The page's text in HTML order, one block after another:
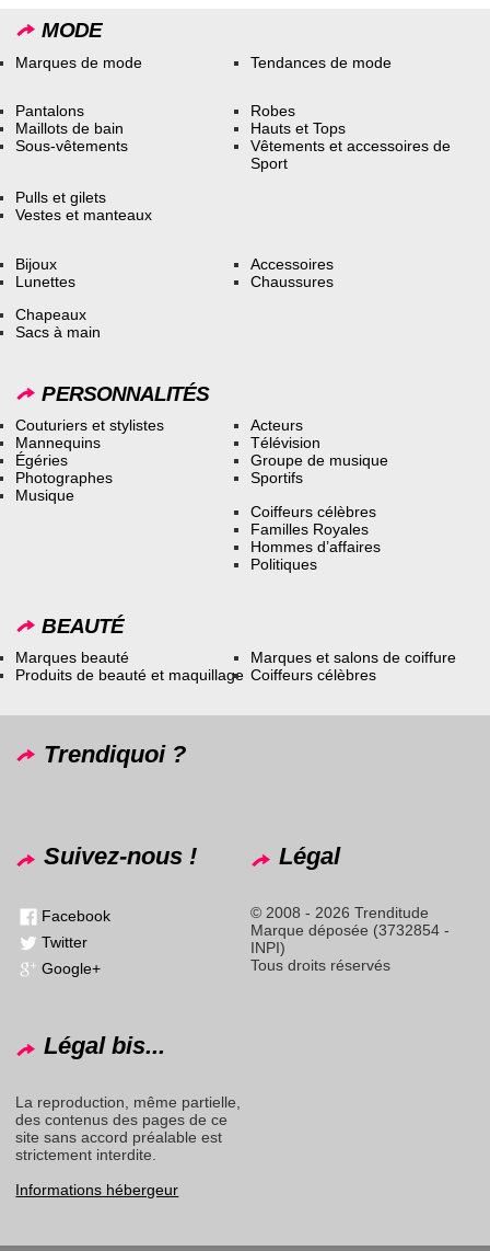
MODE
Marques de mode Tendances de mode
Pantalons
Maillots de bain
Sous-vêtements
Robes
Hauts et Tops
Vêtements et accessoires de
Sport
Pulls et gilets
Vestes et manteaux
Bijoux
Lunettes
Accessoires
Chaussures
Chapeaux
Sacs à main
PERSONNALITÉS
Couturiers et stylistes
Mannequins
Égéries
Photographes
Musique
Acteurs
Télévision
Groupe de musique
Sportifs
Coiffeurs célèbres
Familles Royales
Hommes d’affaires
Politiques
BEAUTÉ
Marques beauté
Produits de beauté et maquillage
Marques et salons de coiffure
Coiffeurs célèbres
Trendiquoi ?
Suivez-nous !
Facebook
Twitter
Google+
Légal
© 2008 - 2026 Trenditude
Marque déposée (3732854 -
INPI)
Tous droits réservés
Légal bis...
La reproduction, même partielle,
des contenus des pages de ce
site sans accord préalable est
strictement interdite.
Informations hébergeur